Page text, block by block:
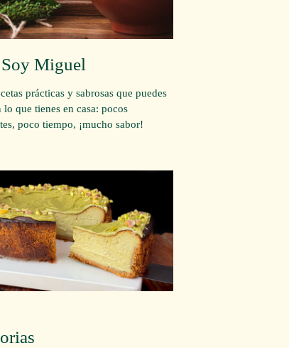
Miguel
prácticas y sabrosas que puedes
lo que tienes en casa: pocos
poco tiempo, ¡mucho sabor!